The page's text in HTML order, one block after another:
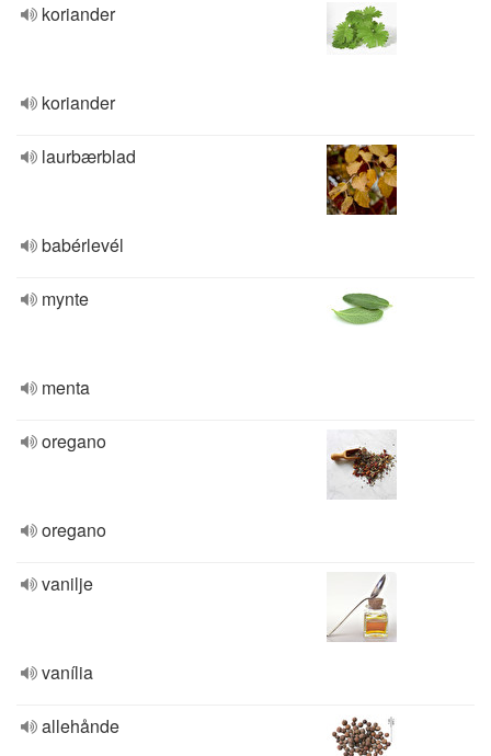
koriander
koriander
laurbærblad
babérlevél
mynte
menta
oregano
oregano
vanilje
vanília
allehånde